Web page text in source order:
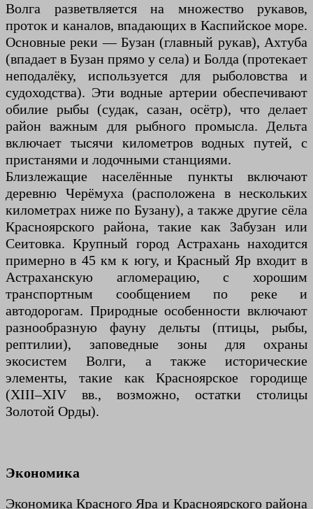
Волга разветвляется на множество рукавов,
проток и каналов, впадающих в Каспийское море.
Основные реки — Бузан (главный рукав), Ахтуба
(впадает в Бузан прямо у села) и Болда (протекает
неподалёку, используется для рыболовства и
судоходства). Эти водные артерии обеспечивают
обилие рыбы (судак, сазан, осётр), что делает
район важным для рыбного промысла. Дельта
включает тысячи километров водных путей, с
пристанями и лодочными станциями.
Близлежащие населённые пункты включают
деревню Черёмуха (расположена в нескольких
километрах ниже по Бузану), а также другие сёла
Красноярского района, такие как Забузан или
Сеитовка. Крупный город Астрахань находится
примерно в 45 км к югу, и Красный Яр входит в
Астраханскую агломерацию, с хорошим
транспортным сообщением по реке и
автодорогам. Природные особенности включают
разнообразную фауну дельты (птицы, рыбы,
рептилии), заповедные зоны для охраны
экосистем Волги, а также исторические
элементы, такие как Красноярское городище
(XIII–XIV вв., возможно, остатки столицы
Золотой Орды).
Экономика
Экономика Красного Яра и Красноярского района